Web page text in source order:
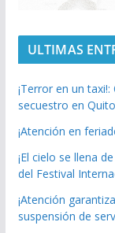
ULTIMAS
¡Terror en un
secuestro en Quito
¡Atención en
¡El cielo se llena
del Festival
¡Atención
suspensión de